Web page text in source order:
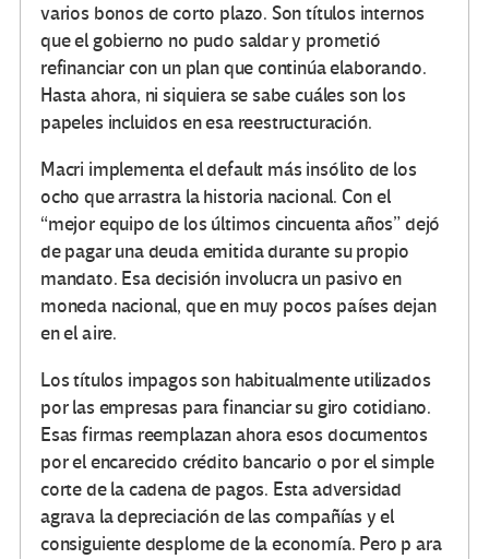
varios bonos de corto plazo. Son títulos internos
que el gobierno no pudo saldar y prometió
refinanciar con un plan que continúa elaborando.
Hasta ahora, ni siquiera se sabe cuáles son los
papeles incluidos en esa reestructuración.
Macri implementa el default más insólito de los
ocho que arrastra la historia nacional. Con el
“mejor equipo de los últimos cincuenta años” dejó
de pagar una deuda emitida durante su propio
mandato. Esa decisión involucra un pasivo en
moneda nacional, que en muy pocos países dejan
en el aire.
Los títulos impagos son habitualmente utilizados
por las empresas para financiar su giro cotidiano.
Esas firmas reemplazan ahora esos documentos
por el encarecido crédito bancario o por el simple
corte de la cadena de pagos. Esta adversidad
agrava la depreciación de las compañías y el
consiguiente desplome de la economía. Pero p ara